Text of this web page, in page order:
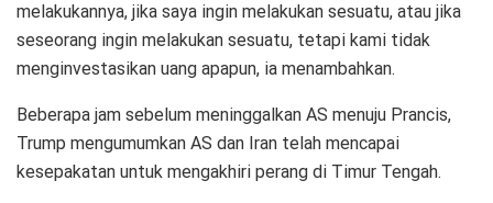
melakukannya, jika saya ingin melakukan sesuatu, atau jika
seseorang ingin melakukan sesuatu, tetapi kami tidak
menginvestasikan uang apapun, ia menambahkan.
Beberapa jam sebelum meninggalkan AS menuju Prancis,
Trump mengumumkan AS dan Iran telah mencapai
kesepakatan untuk mengakhiri perang di Timur Tengah.